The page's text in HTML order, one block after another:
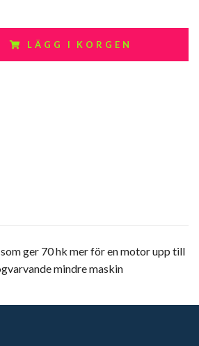
LÄGG I KORGEN
ger 70 hk mer för en motor upp till
mindre maskin